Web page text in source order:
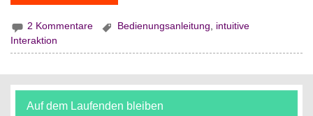
2 Kommentare Bedienungsanleitung, intuitive
Interaktion
Auf dem Laufenden bleiben